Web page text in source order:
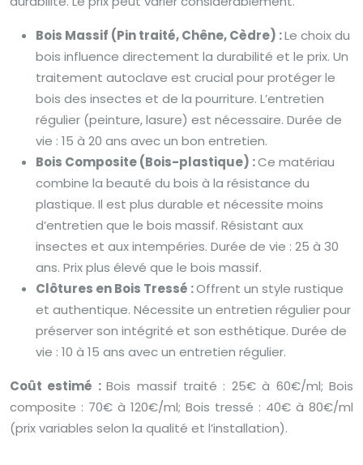
Bois Massif (Pin traité, Chêne, Cèdre) :Le choix du
bois influence directement la durabilité et le prix. Un
traitement autoclave est crucial pour protéger le
bois des insectes et de la pourriture. L’entretien
régulier (peinture, lasure) est nécessaire. Durée de
vie : 15 à 20 ans avec un bon entretien.
Bois Composite (Bois-plastique) :Ce matériau
combine la beauté du bois à la résistance du
plastique. Il est plus durable et nécessite moins
d’entretien que le bois massif. Résistant aux
insectes et aux intempéries. Durée de vie : 25 à 30
ans. Prix plus élevé que le bois massif.
Clôtures en Bois Tressé :Offrent un style rustique
et authentique. Nécessite un entretien régulier pour
préserver son intégrité et son esthétique. Durée de
vie : 10 à 15 ans avec un entretien régulier.
Coût estimé :Bois massif traité : 25€ à 60€/ml; Bois
composite : 70€ à 120€/ml; Bois tressé : 40€ à 80€/ml
(prix variables selon la qualité et l’installation).